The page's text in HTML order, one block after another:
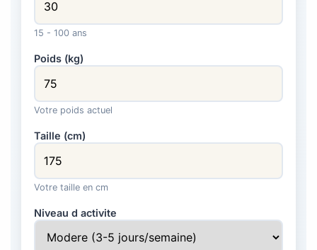
15 - 100 ans
Poids (kg)
Votre poids actuel
Taille (cm)
Votre taille en cm
Niveau d activite